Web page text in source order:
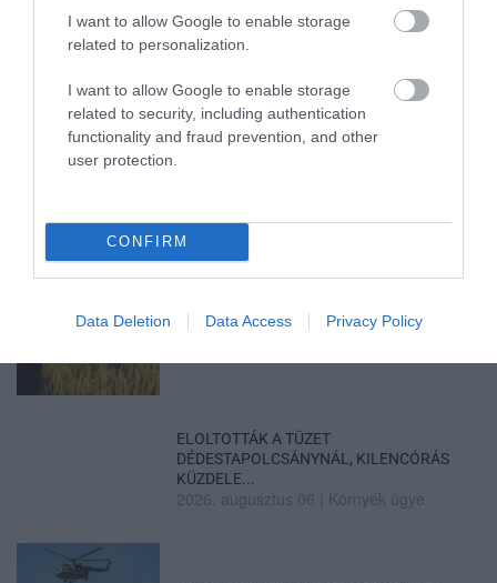
I want to allow Google to enable storage
related to personalization.
I want to allow Google to enable storage
related to security, including authentication
functionality and fraud prevention, and other
user protection.
CONFIRM
Data Deletion Data Access Privacy Policy
2026. augusztus 06|Riasztó
GÁRDONYI MESEKERT VÁRJA A
CSALÁDOKAT – HÁROM NAPON ÁT ING...
SZÉLERŐMŰVI PÁLYÁZATOKAT, M...
ELOLTOTTÁK A TÜZET
DÉDESTAPOLCSÁNYNÁL, KILENCÓRÁS
KÜZDELE...
2026. augusztus 06 Környék ügye